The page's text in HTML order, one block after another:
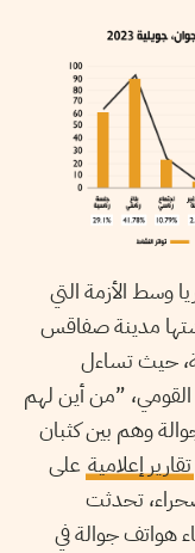
وسط الأزمة التي
مدينة صفاقس
حيث تساءل
”من أين لهم
وهم بين كثبان
تقارير إعلامية على
تحدثت
هواتف جوالة في